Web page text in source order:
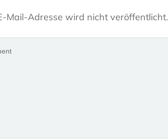
Mail-Adresse wird nicht veröffentlicht.